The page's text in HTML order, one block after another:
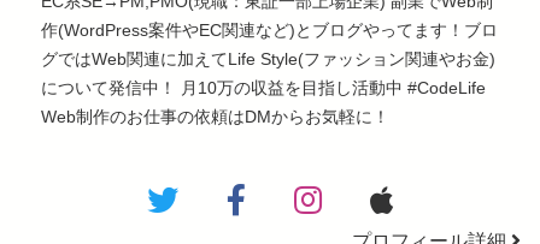
作(WordPress案件やEC関連など)とブログやってます！ブロ
グではWeb関連に加えてLife Style(ファッション関連やお金)
について発信中！ 月10万の収益を目指し活動中 #CodeLife
Web制作のお仕事の依頼はDMからお気軽に！